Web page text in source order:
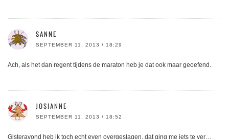
SANNE
SEPTEMBER 11, 2013 / 18:29
Ach, als het dan regent tijdens de maraton heb je dat ook maar geoefend.
JOSIANNE
SEPTEMBER 11, 2013 / 18:52
Gisteravond heb ik toch echt even overgeslagen, dat ging me iets te ver…